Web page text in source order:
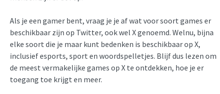
Als je een gamer bent, vraag je je af wat voor soort games er
beschikbaar zijn op Twitter, ook wel X genoemd. Welnu, bijna
elke soort die je maar kunt bedenken is beschikbaar op X,
inclusief esports, sport en woordspelletjes. Blijf dus lezen om
de meest vermakelijke games op X te ontdekken, hoe je er
toegang toe krijgt en meer.